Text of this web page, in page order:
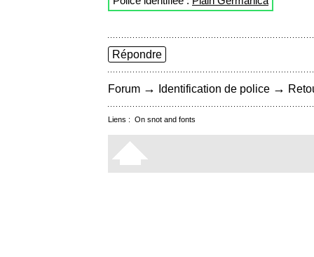
Répondre
Forum → Identification de police →
Liens : On snot and fonts